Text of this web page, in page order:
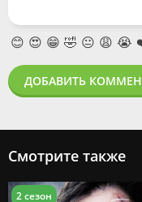
😊 😍 😁 🤣 😐 😩 😭
ДОБАВИТЬ
Смотрите также
2 сезон